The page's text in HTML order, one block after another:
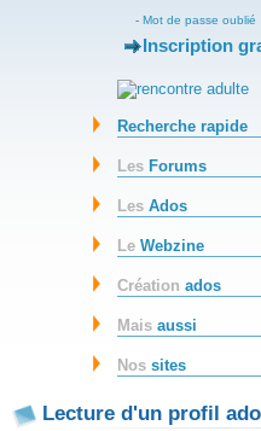
- Mot de passe oublié
-Inscription
Recherche rapide
Les Forums
LesAdos
LeWebzine
Créationados
Maisaussi
Nossites
Lecture d'un profil